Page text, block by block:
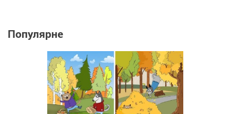
Популярне